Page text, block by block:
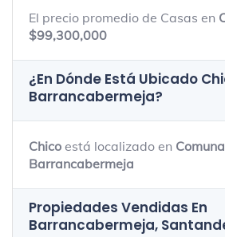
El precio promedio de Casas en
$99,300,000
¿En Dónde Está Ubicado
Barrancabermeja?
Chico está localizado en
Barrancabermeja
Propiedades Vendidas En
Barrancabermeja,